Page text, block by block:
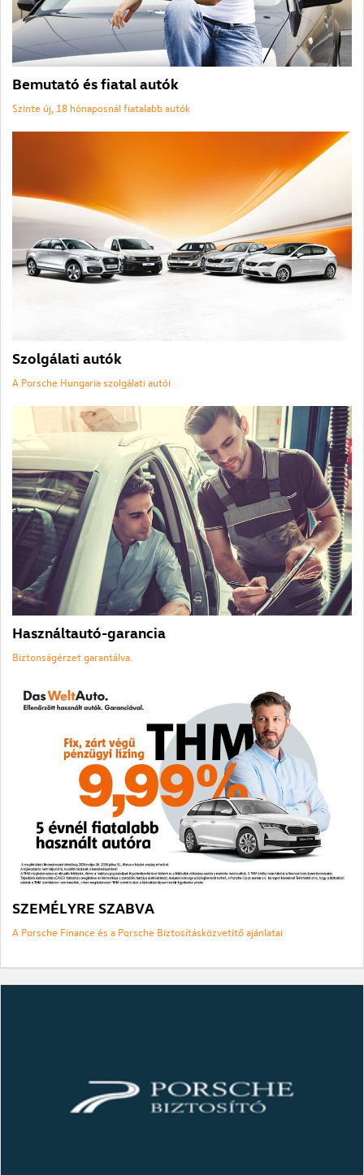
Bemutató és fiatal autók
Szinte új, 18 hónaposnál fiatalabb autók
Szolgálati autók
A Porsche Hungaria szolgálati autói
Használtautó-garancia
Biztonságérzet garantálva.
SZEMÉLYRE SZABVA
A Porsche Finance és a Porsche Biztosításközvetítő ajánlatai